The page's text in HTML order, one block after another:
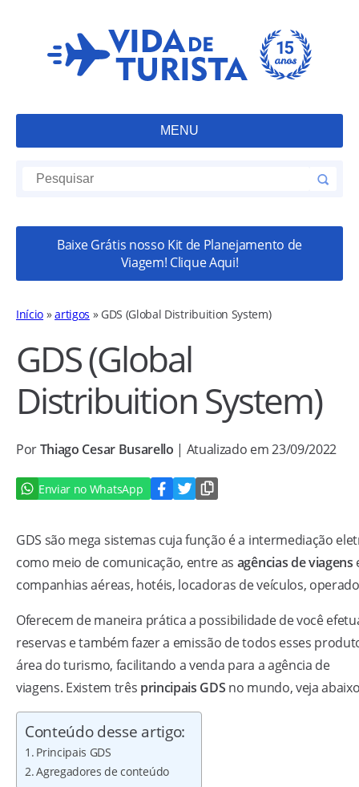
MENU
Baixe Grátis nosso Kit de Planejamento de
Viagem! Clique Aqui!
Início »artigos » GDS (Global Distribuition System)
GDS (Global
Distribuition System)
PorThiago Cesar Busarello | Atualizado em 23/09/2022
Enviar no WhatsApp
GDS são mega sistemas cuja função é a intermediação
como meio de comunicação, entre as agências de viagens
companhias aéreas, hotéis, locadoras de veículos,
Oferecem de maneira prática a possibilidade de você
reservas e também fazer a emissão de todos esses
área do turismo, facilitando a venda para a agência de
viagens. Existem três principais GDS no mundo, veja
Conteúdo desse artigo:
Principais GDS
Agregadores de conteúdo